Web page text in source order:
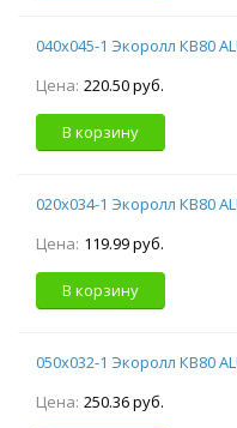
040х045-1 Экоролл КВ80
Цена: 220.50 руб.
В корзину
020х034-1 Экоролл КВ80
Цена: 119.99 руб.
В корзину
050х032-1 Экоролл КВ80
Цена: 250.36 руб.